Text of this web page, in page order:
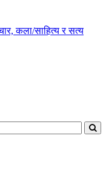
कला/साहित्य र सत्य